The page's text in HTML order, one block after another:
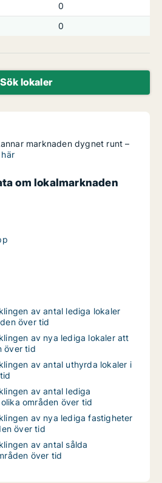
0
0
Sök lokaler
marknaden dygnet runt –
här
om lokalmarknaden
av antal lediga lokaler
över tid
av nya lediga lokaler att
över tid
av antal uthyrda lokaler i
av antal lediga
områden över tid
av nya lediga fastigheter
över tid
av antal sålda
över tid